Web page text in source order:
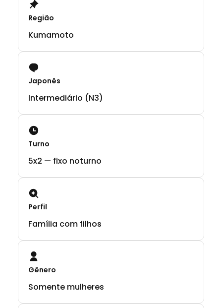
Região
Kumamoto
Japonês
Intermediário (N3)
Turno
5x2 — fixo noturno
Perfil
Família com filhos
Gênero
Somente mulheres